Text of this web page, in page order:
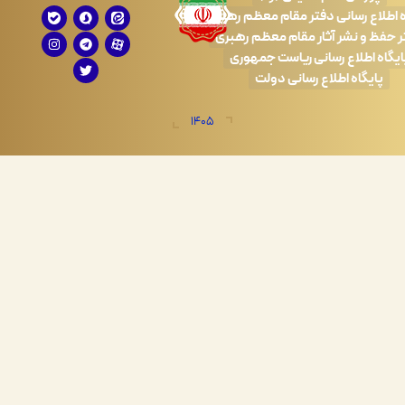
رسانی دفتر مقام معظم رهبری
آثار مقام معظم رهبری
رسانی ریاست جمهوری
اطلاع رسانی دولت